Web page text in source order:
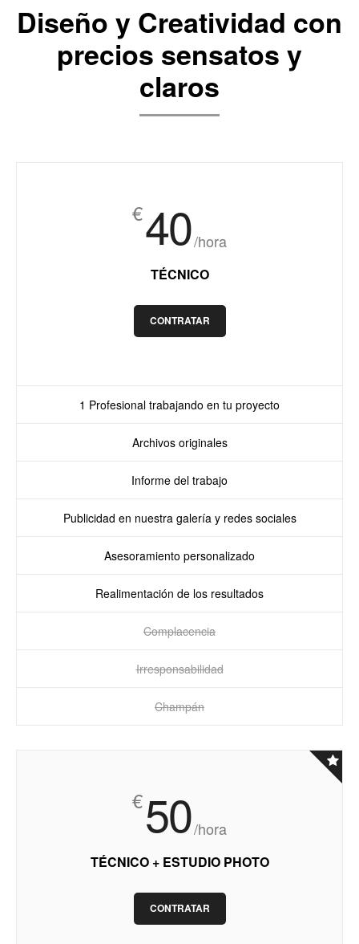
Diseño y Creatividad con
precios sensatos y
claros
€40/hora
TÉCNICO
CONTRATAR
1 Profesional trabajando en tu proyecto
Archivos originales
Informe del trabajo
Publicidad en nuestra galería y redes sociales
Asesoramiento personalizado
Realimentación de los resultados
Complacencia
Irresponsabilidad
Champán
€50/hora
TÉCNICO + ESTUDIO PHOTO
CONTRATAR